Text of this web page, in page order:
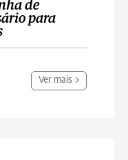
de
para
Ver mais